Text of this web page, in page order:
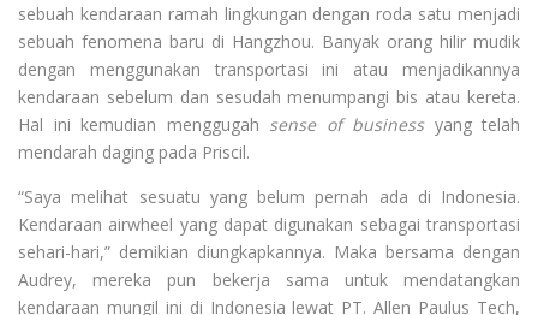
sebuah kendaraan ramah lingkungan dengan roda satu menjadi
sebuah fenomena baru di Hangzhou. Banyak orang hilir mudik
dengan menggunakan transportasi ini atau menjadikannya
kendaraan sebelum dan sesudah menumpangi bis atau kereta.
Hal ini kemudian menggugah sense of businessyang telah
mendarah daging pada Priscil.
“Saya melihat sesuatu yang belum pernah ada di Indonesia.
Kendaraan airwheel yang dapat digunakan sebagai transportasi
sehari-hari,” demikian diungkapkannya. Maka bersama dengan
Audrey, mereka pun bekerja sama untuk mendatangkan
kendaraan mungil ini di Indonesia lewat PT. Allen Paulus Tech,